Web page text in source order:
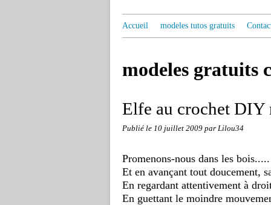
Accueil modeles tutos gratuits
modeles gratuits
Elfe au crochet DIY
Publié le 10 juillet 2009 par Lilou34
Promenons-nous dans les bois.....
Et en avançant tout doucement,
En regardant attentivement à
En guettant le moindre